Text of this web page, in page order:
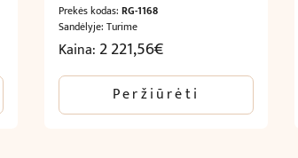
Prekės kodas:RG-1168
Sandėlyje: Turime
Kaina: 2 221,56€
Peržiūrėti